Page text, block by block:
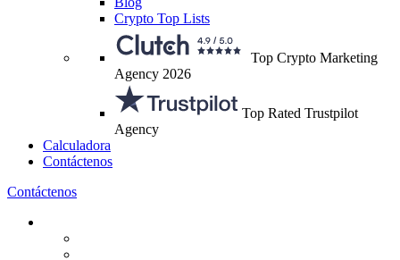
Crypto Top Lists
Top Crypto Marketing
Agency 2026
Top Rated Trustpilot
Agency
Calculadora
Contáctenos
Contáctenos